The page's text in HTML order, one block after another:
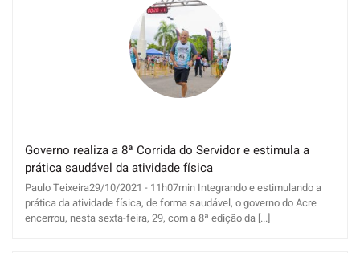
Governo realiza a 8ª Corrida do Servidor e estimula a
prática saudável da atividade física
Paulo Teixeira29/10/2021 - 11h07min Integrando e estimulando a
prática da atividade física, de forma saudável, o governo do Acre
encerrou, nesta sexta-feira, 29, com a 8ª edição da [...]